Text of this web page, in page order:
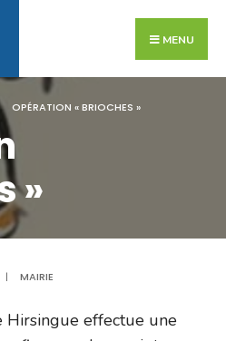
MENU
OPÉRATION « BRIOCHES »
»
| MAIRIE
Hirsingue effectue une